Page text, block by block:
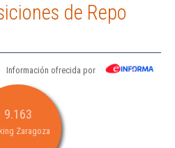
de Repo
Información ofrecida por
9.163
Zaragoza